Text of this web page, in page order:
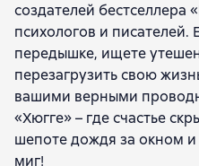
создателей бестселлера
психологов и писателей.
передышке, ищете
перезагрузить свою
вашими верными
«Хюгге» – где счастье
шепоте дождя за окном
миг!